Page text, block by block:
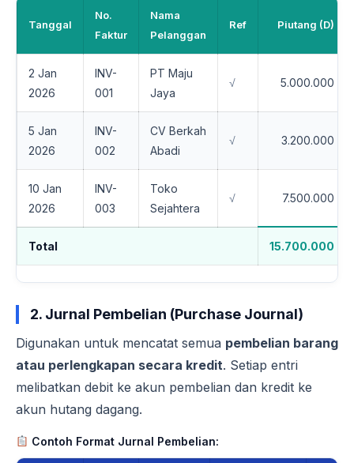
Tanggal
No.
Faktur
Nama
Pelanggan
Ref Piutang (D)
2 Jan
2026
INV-
001
PT Maju
Jaya
√ 5.000.000
5 Jan
2026
INV-
002
CV Berkah
Abadi
√ 3.200.000
10 Jan
2026
INV-
003
Toko
Sejahtera
√ 7.500.000
Total 15.700.000
2. Jurnal Pembelian (Purchase Journal)
Digunakan untuk mencatat semua pembelian barang
atau perlengkapan secara kredit. Setiap entri
melibatkan debit ke akun pembelian dan kredit ke
akun hutang dagang.
Contoh Format Jurnal Pembelian: